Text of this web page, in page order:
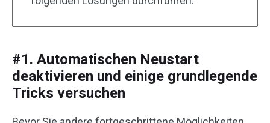
#1. Automatischen Neustart
deaktivieren und einige grundlegende
Tricks versuchen